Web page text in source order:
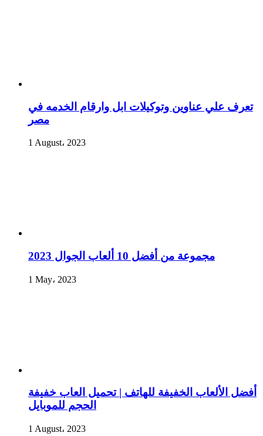
تعرف علي عناوين وتوكيلات ابل وارقام الخدمه في
مصر
1 August، 2023
مجموعة من أفضل 10 ألعاب الجوال 2023
1 May، 2023
أفضل الألعاب الخفيفة للهاتف | تحميل العاب خفيفة
الحجم للموبايل
1 August، 2023